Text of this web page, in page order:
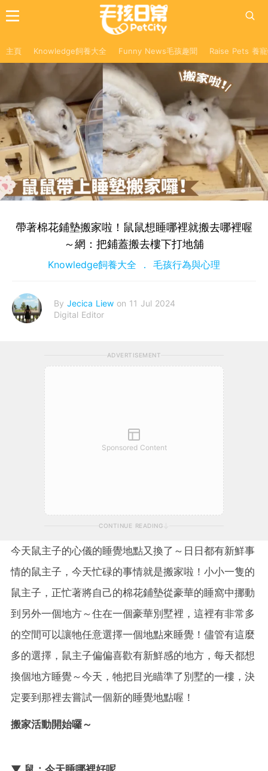
主頁 Knowledge飼養大全 Funny News毛孩趣聞 Raise Pets 養
帶著棉花鋪墊搬家啦！鼠鼠想睡哪裡就搬去哪裡喔
～網：把鋪蓋搬去樓下打地舖
Knowledge飼養大全 毛孩行為與心理
By Jecica Liew on 11 Jul 2024
Digital Editor
ADVERTISEMENT
Sponsored Content
CONTINUE READING
今天鼠主子的心儀的睡覺地點又換了～日日都有新鮮事
情的鼠主子，今天忙碌的事情就是搬家啦！小小一隻的
鼠主子，正忙著將自己的棉花鋪墊從豪華的睡窩中挪動
到另外一個地方～住在一個豪華別墅裡，這裡有非常多
的空間可以讓牠任意選擇一個地點來睡覺！儘管有這麼
多的選擇，鼠主子偏偏喜歡有新鮮感的地方，每天都想
換個地方睡覺～今天，牠把目光瞄準了別墅的一樓，決
定要到那裡去嘗試一個新的睡覺地點喔！
搬家活動開始囉～